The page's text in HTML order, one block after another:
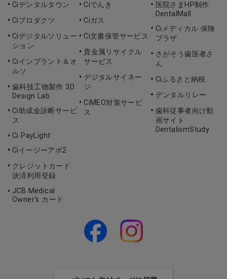
Ciデンタルタウン
Ciプロダクツ
Ciデジタルソリュー
ション
Ciインプラント＆オ
ルソ
歯科技工物製作 3D
Design Lab
Ci助成金診断サービ
ス
Ci PayLight
Ciイージーアポ2
クレジットカード
決済利用登録
JCB Medical
Owner's カード
Ciでんき
Ciガス
Ci文書保管サービス
貴金属リサイクル
サービス
デジタルサイネー
ジ
CiMEO対策サービ
ス
医院さまHP制作
DentalMall
Ciメディカル 保険
プラザ
さがそう歯医者さ
ん
Ciふるさと納税
デンタルリレー
歯科従事者向け動
画サイト
DentalismStudy